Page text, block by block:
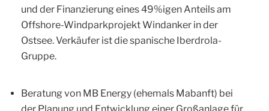
und der Finanzierung eines 49%igen Anteils am
Offshore-Windparkprojekt Windanker in der
Ostsee. Verkäufer ist die spanische Iberdrola-
Gruppe.
Beratung von MB Energy (ehemals Mabanft) bei
der Planung und Entwicklung einer Großanlage für